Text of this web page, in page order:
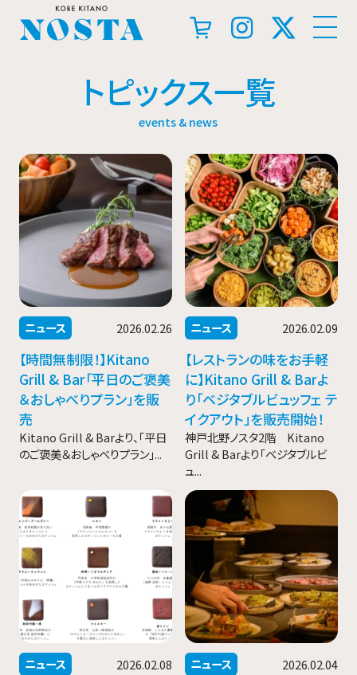
トピックス一覧
events & news
ニュース 2026.02.26
【時間無制限！】Kitano
Grill & Bar「平日のご褒美
＆おしゃべりプラン」を販
売
Kitano Grill & Barより、「平日
のご褒美＆おしゃべりプラン」...
ニュース 2026.02.09
【レストランの味をお手軽
に】Kitano Grill & Barよ
り「ベジタブルビュッフェ テ
イクアウト」を販売開始！
神戸北野ノスタ2階 Kitano
Grill & Barより「ベジタブルビ
ュ...
ニュース 2026.02.08 ニュース 2026.02.04